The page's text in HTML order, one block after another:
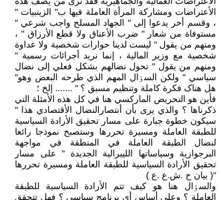
الأعتراضات ومشارکة المرأة العاملة فیها ب" الزینبیات "
، وقسم أخر یدعوا إلی " الجهاد المسلح واجب شرعي "
مستوفاة من شعار " ضرب الأعناق ولا قطع الأرزاق " ،
ومنهم من یقول " لیست لدینا حوارات شخصیة ولا عداوة
شخصیة مع وزیر المالیة ، إنما نرید أجرائات رسمیة "
ومنهم من یقول " تحول نضالهم بشکل فعلي إلی نضال
سیاسي " ولکن السٶال المهم الذي طرحه البعض وهو"
هل هناک فکرة کاملة وتنظیم مسبق ؟ " ....... إلخ ؛
فأین هو التحریض المارکسي هنا في کل هذه الأمثلة التي
ذکرناها ؟ والذي یری بأن أنتصارالنضال الأقتصادي هذا "
سیکون خطوة جبارة علی مسار تحقیق الأرادة السیاسیة
للطبقة العاملة ومسیرة تحررها وستصبح نموذجا رائعا
لنضال الطبقة العاملة في المنطقة في مواجهة
البرجوازیة وسیاساتها اللیبرالیة الجدیدة " علی مسار
تحقیق الأرادة السیاسیة للطبقة العاملة ومسیرة تحررها
"( بیان ح .ش.ع .ع )
والسٶال هنا هو کیف تتم الأرادة السیاسیة للطبقة
العاملة ؟ وعلی أساس أي برنامج سیاسي ؟ فهل تتحقق